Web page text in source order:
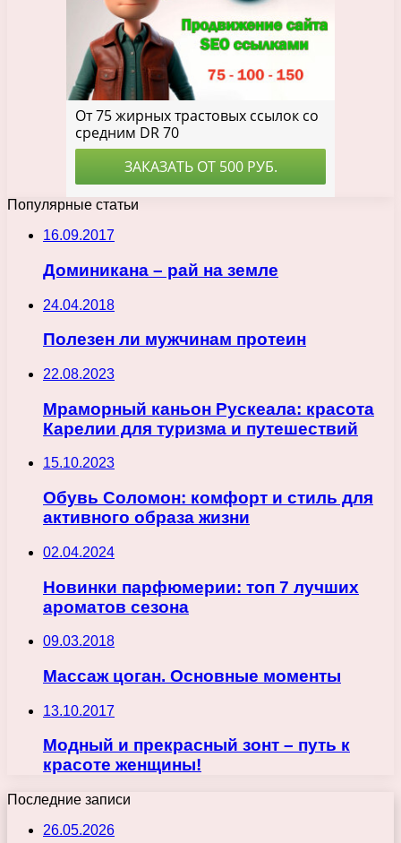
Популярные статьи
16.09.2017
Доминикана – рай на земле
24.04.2018
Полезен ли мужчинам протеин
22.08.2023
Мраморный каньон Рускеала: красота
Карелии для туризма и путешествий
15.10.2023
Обувь Соломон: комфорт и стиль для
активного образа жизни
02.04.2024
Новинки парфюмерии: топ 7 лучших
ароматов сезона
09.03.2018
Массаж цоган. Основные моменты
13.10.2017
Модный и прекрасный зонт – путь к
красоте женщины!
Последние записи
26.05.2026